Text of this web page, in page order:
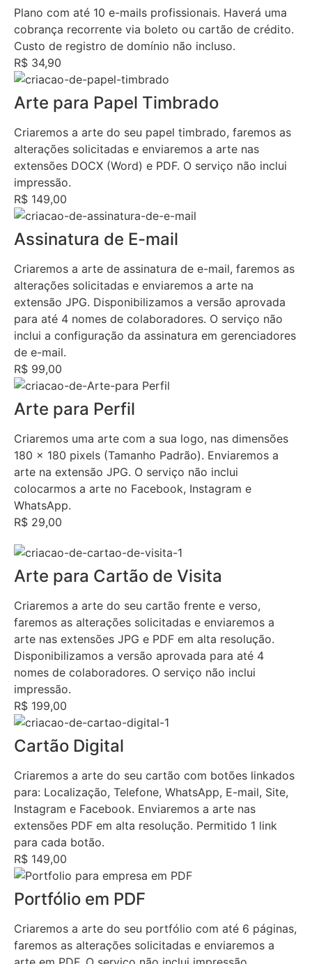
Plano com até 10 e-mails profissionais. Haverá uma
cobrança recorrente via boleto ou cartão de crédito.
Custo de registro de domínio não incluso.
R$ 34,90
Arte para Papel Timbrado
Criaremos a arte do seu papel timbrado, faremos as
alterações solicitadas e enviaremos a arte nas
extensões DOCX (Word) e PDF. O serviço não inclui
impressão.
R$ 149,00
Assinatura de E-mail
Criaremos a arte de assinatura de e-mail, faremos as
alterações solicitadas e enviaremos a arte na
extensão JPG. Disponibilizamos a versão aprovada
para até 4 nomes de colaboradores. O serviço não
inclui a configuração da assinatura em gerenciadores
de e-mail.
R$ 99,00
Arte para Perfil
Criaremos uma arte com a sua logo, nas dimensões
180 x 180 pixels (Tamanho Padrão). Enviaremos a
arte na extensão JPG. O serviço não inclui
colocarmos a arte no Facebook, Instagram e
WhatsApp.
R$ 29,00
Arte para Cartão de Visita
Criaremos a arte do seu cartão frente e verso,
faremos as alterações solicitadas e enviaremos a
arte nas extensões JPG e PDF em alta resolução.
Disponibilizamos a versão aprovada para até 4
nomes de colaboradores. O serviço não inclui
impressão.
R$ 199,00
Cartão Digital
Criaremos a arte do seu cartão com botões linkados
para: Localização, Telefone, WhatsApp, E-mail, Site,
Instagram e Facebook. Enviaremos a arte nas
extensões PDF em alta resolução. Permitido 1 link
para cada botão.
R$ 149,00
Portfólio em PDF
Criaremos a arte do seu portfólio com até 6 páginas,
faremos as alterações solicitadas e enviaremos a